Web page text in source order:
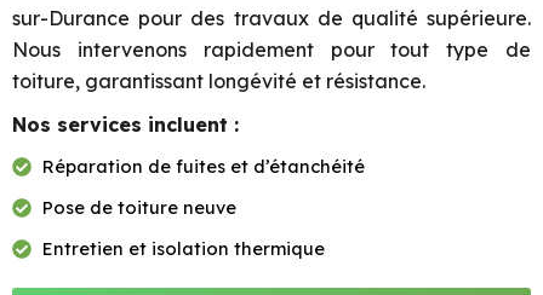
sur-Durance pour des travaux de qualité supérieure.
Nous intervenons rapidement pour tout type de
toiture, garantissant longévité et résistance.
Nos services incluent :
Réparation de fuites et d’étanchéité
Pose de toiture neuve
Entretien et isolation thermique